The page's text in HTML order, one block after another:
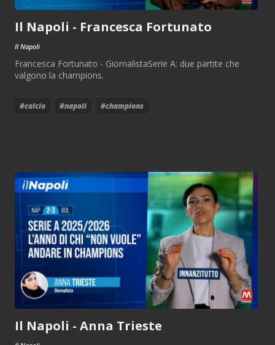
Il Napoli - Francesca Fortunato
Il Napoli
Francesca Fortunato - GiornalistaSerie A: due partite che
valgono la champions.
#calcio #napoli #champions
Il Napoli - Anna Trieste